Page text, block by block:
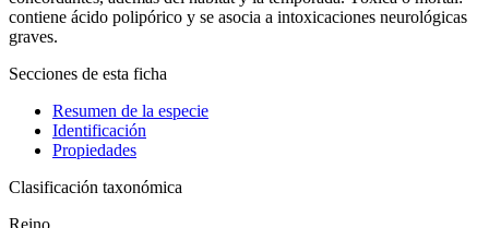
contiene ácido polipórico y se asocia a intoxicaciones neurológicas
graves.
Secciones de esta ficha
Resumen de la especie
Identificación
Propiedades
Clasificación taxonómica
Reino